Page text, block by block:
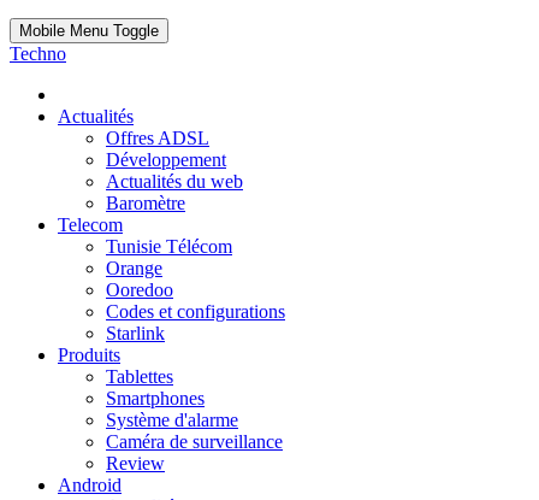
Mobile Menu Toggle
Techno
Actualités
Offres ADSL
Développement
Actualités du web
Baromètre
Telecom
Tunisie Télécom
Orange
Ooredoo
Codes et configurations
Starlink
Produits
Tablettes
Smartphones
Système d'alarme
Caméra de surveillance
Review
Android